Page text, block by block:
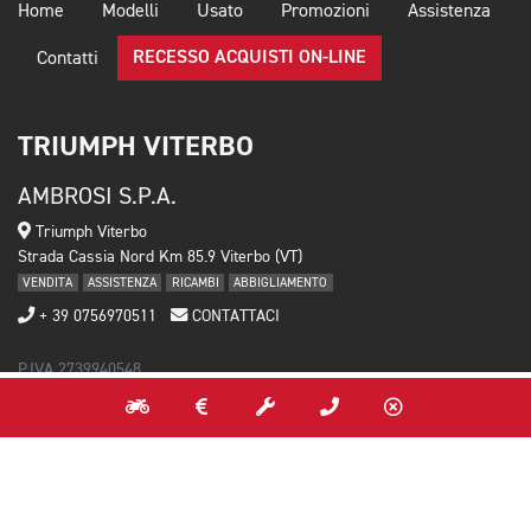
Home Modelli Usato Promozioni Assistenza
Contatti RECESSO ACQUISTI ON-LINE
TRIUMPH VITERBO
AMBROSI S.P.A.
Triumph Viterbo
Strada Cassia Nord Km 85.9 Viterbo (VT)
VENDITA ASSISTENZA RICAMBI ABBIGLIAMENTO
+ 39 0756970511 CONTATTACI
P.IVA 2739940548
Capitale Sociale 1.150.000 € i.v. - REA PG - 238226
RESTA IN CONTATTO